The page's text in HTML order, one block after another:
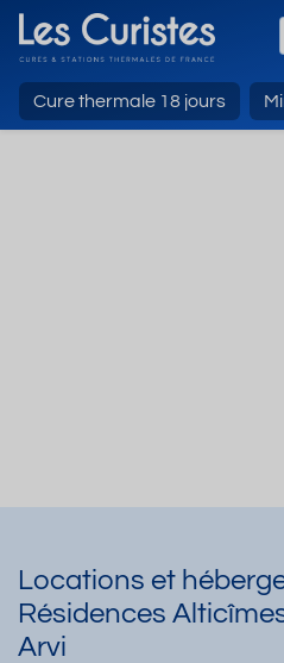
Cure thermale 18 jours
Locations et
Résidences
Arvi